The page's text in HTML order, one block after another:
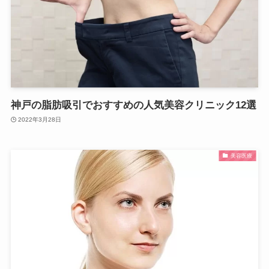
神戸の脂肪吸引でおすすめの人気美容クリニック12選
2022年3月28日
美容医療